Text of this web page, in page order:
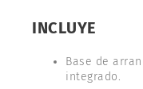
INCLUYE
Base de
integrado.